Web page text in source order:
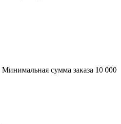
Минимальная сумма заказа 10 000